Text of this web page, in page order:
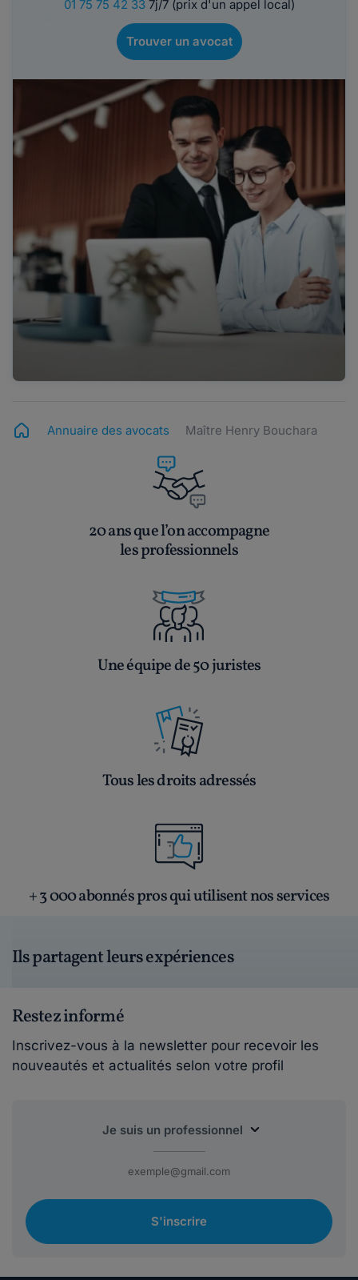
01 75 75 42 337j/7 (prix d'un appel local)
Trouver un avocat
Annuaire des avocats Maître Henry Bouchara
20 ans que l’on accompagne
les professionnels
Une équipe de 50 juristes
Tous les droits adressés
+ 3 000 abonnés pros qui utilisent nos services
Ils partagent leurs expériences
Restez informé
Inscrivez-vous à la newsletter pour recevoir les
nouveautés et actualités selon votre profil
S'inscrire